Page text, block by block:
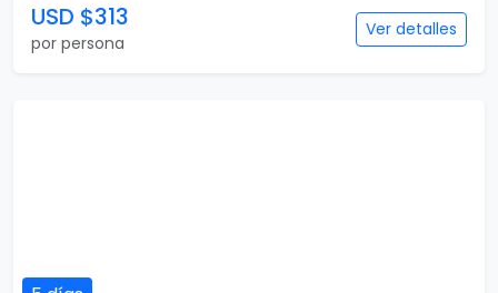
USD $313
por persona
Ver detalles